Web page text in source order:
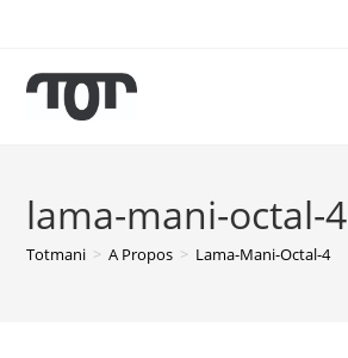
lama-mani-octal-4
Totmani > A Propos > Lama-Mani-Octal-4